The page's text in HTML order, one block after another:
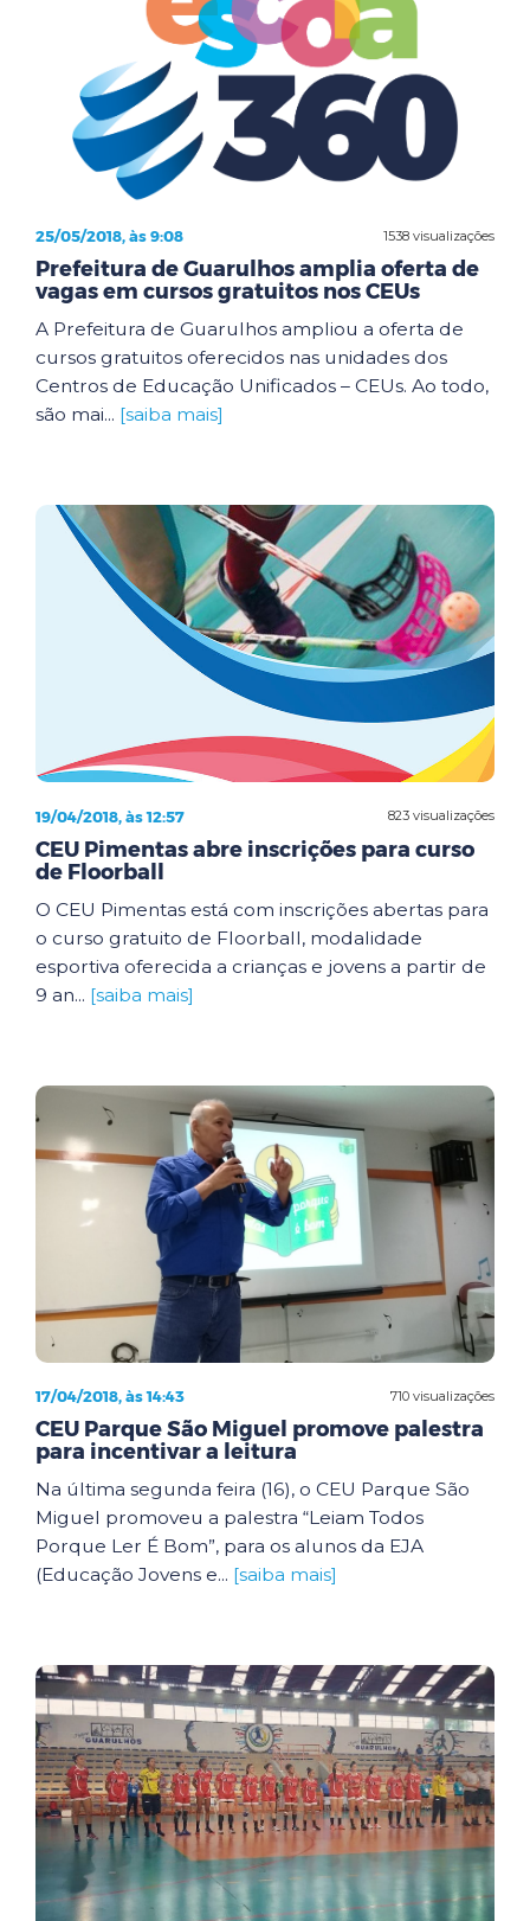
1538 visualizações
25/05/2018, às 9:08
Prefeitura de Guarulhos amplia oferta de
vagas em cursos gratuitos nos CEUs
A Prefeitura de Guarulhos ampliou a oferta de
cursos gratuitos oferecidos nas unidades dos
Centros de Educação Unificados – CEUs. Ao todo,
são mai... [saiba mais]
823 visualizações
19/04/2018, às 12:57
CEU Pimentas abre inscrições para curso
de Floorball
O CEU Pimentas está com inscrições abertas para
o curso gratuito de Floorball, modalidade
esportiva oferecida a crianças e jovens a partir de
9 an... [saiba mais]
710 visualizações
17/04/2018, às 14:43
CEU Parque São Miguel promove palestra
para incentivar a leitura
Na última segunda feira (16), o CEU Parque São
Miguel promoveu a palestra “Leiam Todos
Porque Ler É Bom”, para os alunos da EJA
(Educação Jovens e... [saiba mais]